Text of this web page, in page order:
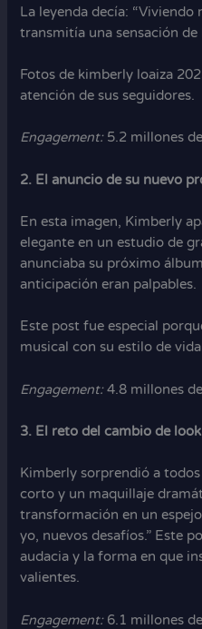
La leyenda decía: “Viviendo
transmitía una sensación
Fotos de kimberly loaiza
atención de sus seguidores.
Engagement:5.2 millones
2. El anuncio de su nuevo
En esta imagen, Kimberly
elegante en un estudio de
anunciaba su próximo
anticipación eran palpables.
Este post fue especial
musical con su estilo de
Engagement:4.8 millones
3. El reto del cambio de look
Kimberly sorprendió a
corto y un maquillaje
transformación en un
yo, nuevos desafíos.” Este
audacia y la forma en que
valientes.
Engagement:6.1 millones